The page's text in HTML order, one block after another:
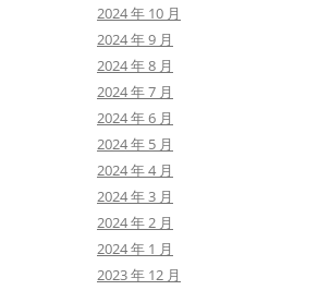
2024 年 10 月
2024 年 9 月
2024 年 8 月
2024 年 7 月
2024 年 6 月
2024 年 5 月
2024 年 4 月
2024 年 3 月
2024 年 2 月
2024 年 1 月
2023 年 12 月